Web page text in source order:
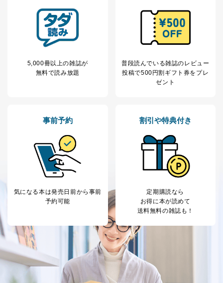
SNS公式アカウン
トに登録された方
当社のサービス利用状況の把握お
お問い合わせ対応、トラブル対
処、オペレーター教育など応対品
その他当社のプライバシーポリシ
ー等にて公表する利用目的達成の
なお、6、7については、パートナー（提携企業）様又は
ます。
３．個人情報の第三者提供について
当社は、取得した個人情報を適切に管理し､あらかじめ
本人の同意を得ることなく第三者に提供することはあり
ません。ただし、次の場合は除きます。
人の生命､身体または財産の保護のために必要がある
場合であって、本人の同意を得ることが困難であると
公衆衛生の向上または児童の健全な育成の推進のため
に特に必要がある場合であって、本人の同意を得るこ
とが困難である場合。
国の機関もしくは地方公共団体またはその委託を受け
5,000冊以上の雑誌が
無料で読み放題
普段読んでいる雑誌のレビュー
投稿で500円割ギフト券をプレ
ゼント
事前予約
気になる本は発売日前から事前
予約可能
割引や特典付き
定期購読なら
お得に本が読めて
送料無料の雑誌も！